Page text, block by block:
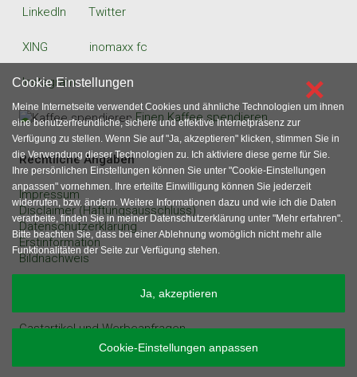
LinkedIn Twitter
XING inomaxx fc
Instagram
Einen Kaffee spendieren
Rechtliche Angaben
Impressum
Disclaimer (Haftungsausschluss)
Datenschutzerklärung
Erstinformation
Bildnachweis
Gastartikel und Werbeanfragen
Inhaltsverzeichnis
×
Cookie Einstellungen
Meine Internetseite verwendet Cookies und ähnliche Technologien um ihnen
eine benutzerfreundliche, sichere und effektive Internetpräsenz zur
Verfügung zu stellen. Wenn Sie auf "Ja, akzeptieren" klicken, stimmen Sie in
die Verwendung dieser Technologien zu. Ich aktiviere diese gerne für Sie.
Ihre persönlichen Einstellungen können Sie unter "Cookie-Einstellungen
anpassen" vornehmen. Ihre erteilte Einwilligung können Sie jederzeit
widerrufen, bzw. ändern. Weitere Informationen dazu und wie ich die Daten
verarbeite, finden Sie in meiner Datenschutzerklärung unter "Mehr erfahren".
Bitte beachten Sie, dass bei einer Ablehnung womöglich nicht mehr alle
Funktionalitäten der Seite zur Verfügung stehen.
Ja, akzeptieren
Cookie-Einstellungen anpassen